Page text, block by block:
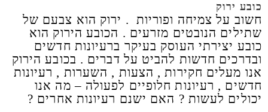
כובע ירוק
חשוב על צמיחה ופוריות . ירוק הוא צבעם של
שתילים הנובטים מזרעים . הכובע הירוק הוא
כובע יצירתי העוסק בעיקר ברעיונות חדשים
ובדרכים חדשות להביט על דברים . בכובע הירוק
אנו מעלים חקירות , הצעות , השערות , רעיונות
חדשים , רעיונות חלופיים לפעולה – מה אנו
יכולים לעשות ? האם ישנם רעיונות אחרים ?